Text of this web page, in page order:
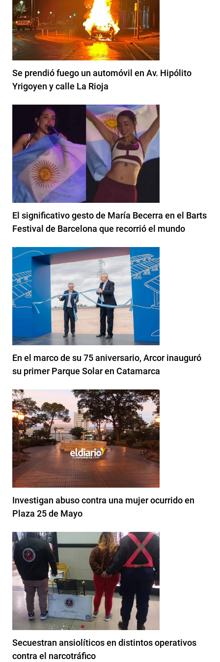
Se prendió fuego un automóvil en Av. Hipólito
Yrigoyen y calle La Rioja
El significativo gesto de María Becerra en el Barts
Festival de Barcelona que recorrió el mundo
En el marco de su 75 aniversario, Arcor inauguró
su primer Parque Solar en Catamarca
Investigan abuso contra una mujer ocurrido en
Plaza 25 de Mayo
Secuestran ansiolíticos en distintos operativos
contra el narcotráfico